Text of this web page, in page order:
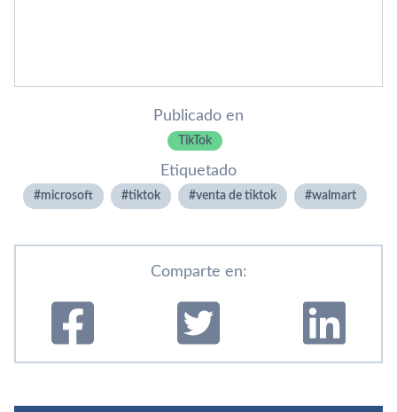
Publicado en
TikTok
Etiquetado
microsoft tiktok venta de tiktok walmart
Comparte en: